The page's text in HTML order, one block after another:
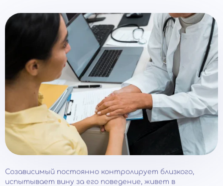
Созависимый постоянно контролирует близкого,
испытывает вину за его поведение, живет в